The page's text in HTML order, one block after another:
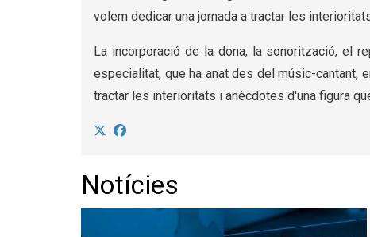
volem dedicar una jornada a tractar les
La incorporació de la dona, la sonorització, el
especialitat, que ha anat des del músic-cantant,
tractar les interioritats i anècdotes d'una figura
Notícies